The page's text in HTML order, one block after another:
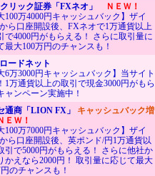
リック証券「FXネオ」
ＮＥＷ！
100万4000円キャッシュバック】ザイ
ら口座開設後、FXネオで1万通貨以上
で4000円がもらえる！ さらに取引量に
最大100万円のチャンスも！
ードネット
6万3000円キャッシュバック】当サイト
1万通貨以上の取引で現金3000円がもら
ャンペーン実施中！
通商「LION FX」 キャッシュバック増
Ｗ！
100万7000円キャッシュバック】ザイ
ら口座開設後、英ポンド/円1万通貨以
引で5000円がもらえる！ さらに他社か
かえなら2000円！ 取引量に応じて最大
のチャンスも！